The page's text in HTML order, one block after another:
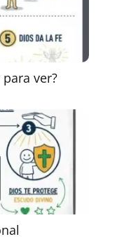
ver?